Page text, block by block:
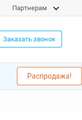
Партнерам
Заказать звонок
Распродажа!